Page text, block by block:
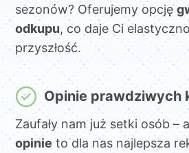
sezonów? Oferujemy opcję
odkupu, co daje Ci
przyszłość.
Opinie prawdziwych
Zaufały nam już setki osób –
opinie to dla nas najlepsza